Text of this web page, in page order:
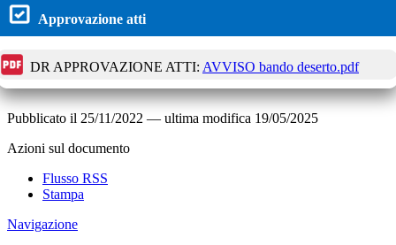
Approvazione atti
DR APPROVAZIONE ATTI: AVVISO bando deserto.pdf
Pubblicato il 25/11/2022 — ultima modifica 19/05/2025
Azioni sul documento
Flusso RSS
Stampa
Navigazione